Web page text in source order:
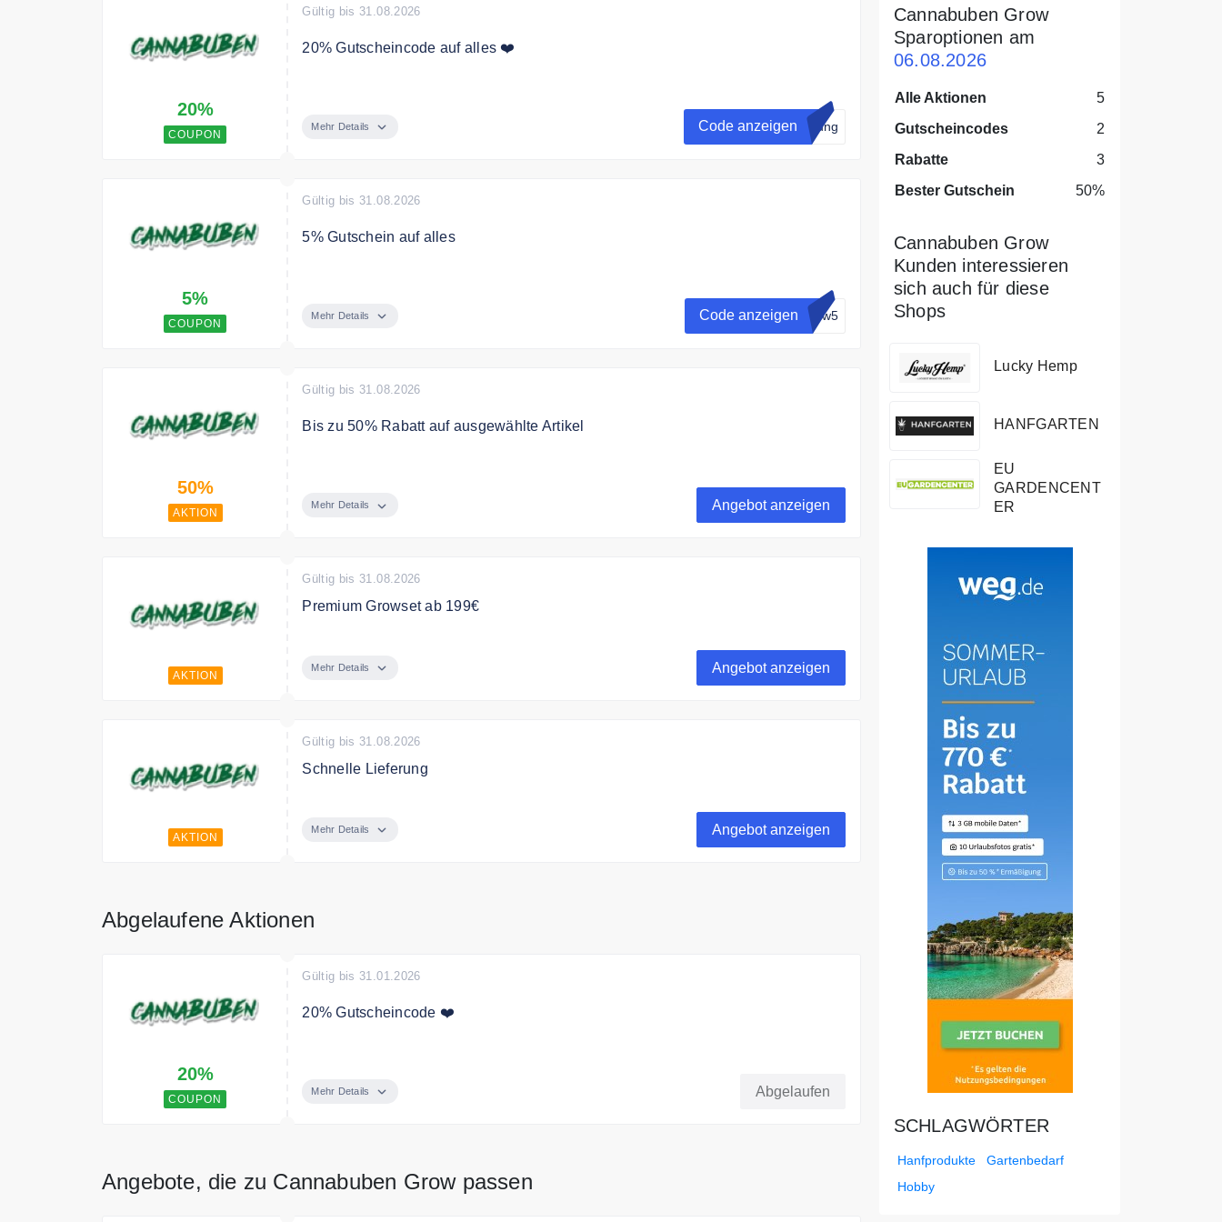
20%
COUPON
Gültig bis 31.08.2026
20% Gutscheincode auf alles ❤️
Mehr Details Code anzeigen dung
5%
COUPON
Gültig bis 31.08.2026
5% Gutschein auf alles
Mehr Details Code anzeigen row5
50%
AKTION
Gültig bis 31.08.2026
Bis zu 50% Rabatt auf ausgewählte Artikel
Mehr Details Angebot anzeigen
AKTION
Gültig bis 31.08.2026
Premium Growset ab 199€
Mehr Details Angebot anzeigen
AKTION
Gültig bis 31.08.2026
Schnelle Lieferung
Mehr Details Angebot anzeigen
Abgelaufene Aktionen
20%
COUPON
Gültig bis 31.01.2026
20% Gutscheincode ❤️
Mehr Details Abgelaufen
Angebote, die zu Cannabuben Grow passen
Cannabuben Grow
Sparoptionen am
06.08.2026
Alle Aktionen
5
Gutscheincodes
2
Rabatte
3
Bester Gutschein
50%
Cannabuben Grow
Kunden interessieren
sich auch für diese
Shops
Lucky Hemp
HANFGARTEN
EU
GARDENCENT
ER
SCHLAGWÖRTER
Hanfprodukte
Gartenbedarf
Hobby